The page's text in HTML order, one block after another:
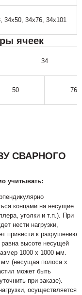
34х50, 34х76, 34х101
ячеек
34
50 76
СВАРНОГО
учитывать:
концами на несущие
уголки и т.п.). При
нести нагрузки,
привести к разрушению
высоте несущей
1000 х 1000 мм.
(несущая полоса х
может быть
при заказе).
осуществляется